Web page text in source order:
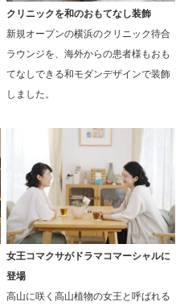
クリニックを和のおもてなし装飾
新規オープンの横浜のクリニック待合
ラウンジを、海外からの患者様もおも
てなしできる和モダンデザインで装飾
しました。
女王コマクサがドラマコマーシャルに
登場
高山に咲く高山植物の女王と呼ばれる